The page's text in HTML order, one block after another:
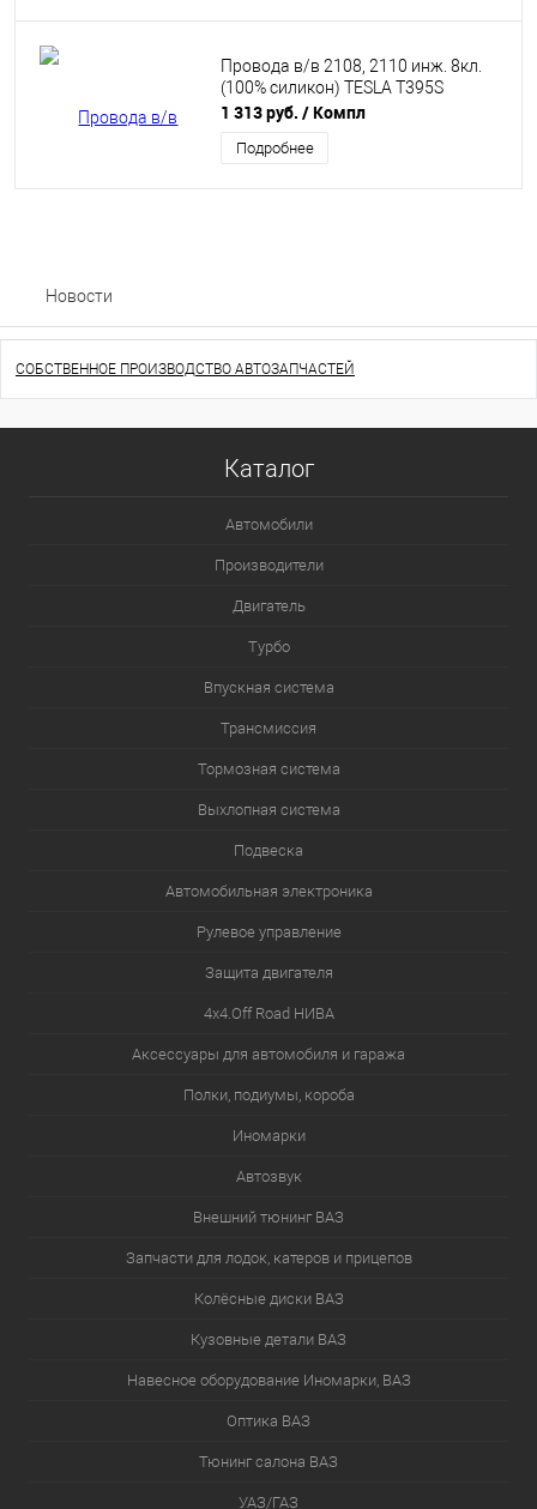
Провода в/в 2108, 2110 инж. 8кл.
(100% силикон) TESLA T395S
1 313 руб. / Компл
Подробнее
Новости
СОБСТВЕННОЕ ПРОИЗВОДСТВО АВТОЗАПЧАСТЕЙ
Каталог
Автомобили
Производители
Двигатель
Турбо
Впускная система
Трансмиссия
Тормозная система
Выхлопная система
Подвеска
Автомобильная электроника
Рулевое управление
Защита двигателя
4х4.Off Road НИВА
Аксессуары для автомобиля и гаража
Полки, подиумы, короба
Иномарки
Автозвук
Внешний тюнинг ВАЗ
Запчасти для лодок, катеров и прицепов
Колёсные диски ВАЗ
Кузовные детали ВАЗ
Навесное оборудование Иномарки, ВАЗ
Оптика ВАЗ
Тюнинг салона ВАЗ
УАЗ/ГАЗ